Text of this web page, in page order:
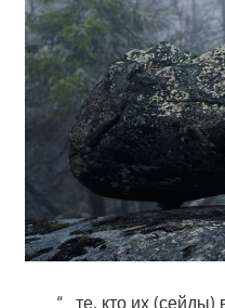
“…те, кто их (сейды)